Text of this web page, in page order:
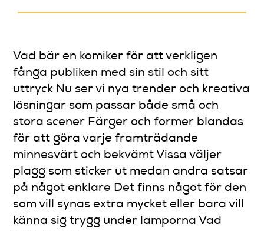
Vad bär en komiker för att verkligen
fånga publiken med sin stil och sitt
uttryck Nu ser vi nya trender och kreativa
lösningar som passar både små och
stora scener Färger och former blandas
för att göra varje framträdande
minnesvärt och bekvämt Vissa väljer
plagg som sticker ut medan andra satsar
på något enklare Det finns något för den
som vill synas extra mycket eller bara vill
känna sig trygg under lamporna Vad